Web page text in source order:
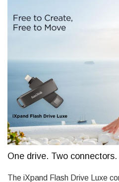
One drive. Two connectors.
The iXpand Flash Drive Luxe